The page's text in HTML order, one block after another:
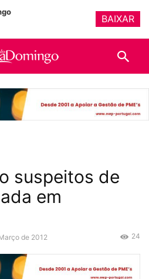
suspeitos de
em
de 2012 24
BAIXAR